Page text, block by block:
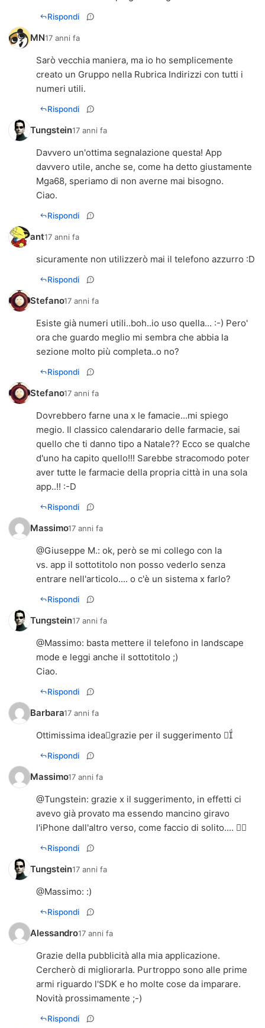
Rispondi
MN17 anni fa
Sarò vecchia maniera, ma io ho semplicemente
creato un Gruppo nella Rubrica Indirizzi con tutti i
numeri utili.
Rispondi
Tungstein17 anni fa
Davvero un'ottima segnalazione questa! App
davvero utile, anche se, come ha detto giustamente
Mga68, speriamo di non averne mai bisogno.
Ciao.
Rispondi
ant17 anni fa
sicuramente non utilizzerò mai il telefono azzurro :D
Rispondi
Stefano17 anni fa
Esiste già numeri utili..boh..io uso quella... :-) Pero'
ora che guardo meglio mi sembra che abbia la
sezione molto più completa..o no?
Rispondi
Stefano17 anni fa
Dovrebbero farne una x le famacie...mi spiego
megio. Il classico calendarario delle farmacie, sai
quello che ti danno tipo a Natale?? Ecco se qualche
d'uno ha capito quello!!! Sarebbe stracomodo poter
aver tutte le farmacie della propria città in una sola
app..!! :-D
Rispondi
Massimo17 anni fa
@Giuseppe M.: ok, però se mi collego con la
vs. app il sottotitolo non posso vederlo senza
entrare nell'articolo.... o c'è un sistema x farlo?
Rispondi
Tungstein17 anni fa
@Massimo: basta mettere il telefono in landscape
mode e leggi anche il sottotitolo ;)
Ciao.
Rispondi
Barbara17 anni fa
Ottimissima ideagrazie per il suggerimento 
Rispondi
Massimo17 anni fa
@Tungstein: grazie x il suggerimento, in effetti ci
avevo già provato ma essendo mancino giravo
l'iPhone dall'altro verso, come faccio di solito.... 
Rispondi
Tungstein17 anni fa
@Massimo: :)
Rispondi
Alessandro17 anni fa
Grazie della pubblicità alla mia applicazione.
Cercherò di migliorarla. Purtroppo sono alle prime
armi riguardo l'SDK e ho molte cose da imparare.
Novità prossimamente ;-)
Rispondi